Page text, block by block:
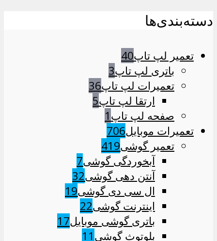
دسته‌بندی‌ها
تعمیر لپ تاپ40
باتری لپ تاپ3
تعمیرات لپ تاپ36
ارتقا لپ تاپ5
صفحه لپ تاپ1
تعمیرات موبایل706
تعمیر گوشی419
آبخوردگی گوشی7
آنتن دهی گوشی32
ال سی دی گوشی19
اینترنت گوشی22
باتری گوشی موبایل17
بلوتوث گوشی11